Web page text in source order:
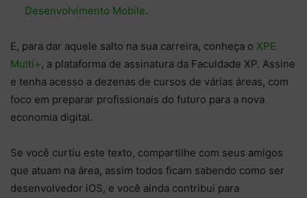
Desenvolvimento Mobile.
E, para dar aquele salto na sua carreira, conheça o XPE
Multi+, a plataforma de assinatura da Faculdade XP. Assine
e tenha acesso a dezenas de cursos de várias áreas, com
foco em preparar profissionais do futuro para a nova
economia digital.
Se você curtiu este texto, compartilhe com seus amigos
que atuam na área, assim todos ficam sabendo como ser
desenvolvedor iOS, e você ainda contribui para